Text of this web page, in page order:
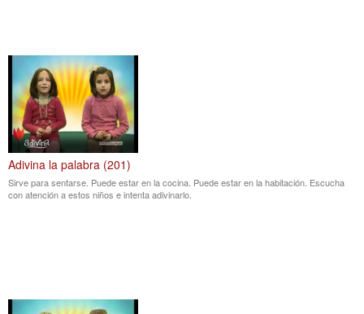
Adivina la palabra (201)
Sirve para sentarse. Puede estar en la cocina. Puede estar en la habitación. Escucha
con atención a estos niños e intenta adivinarlo.